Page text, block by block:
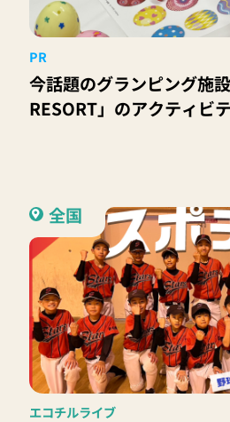
PR
今話題のグランピング施
RESORT」のアクティビ
全国
エコチルライブ